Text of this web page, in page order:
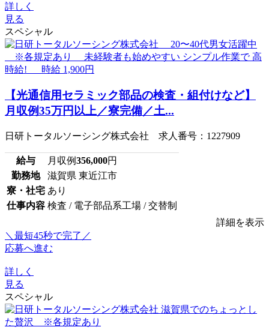
詳しく
見る
スペシャル
【光通信用セラミック部品の検査・組付けなど】
月収例35万円以上／寮完備／土...
日研トータルソーシング株式会社 求人番号：1227909
給与 月収例356,000円
勤務地
滋賀県 東近江市
寮・社宅 あり
仕事内容 検査 / 電子部品系工場 / 交替制
詳細を表示
＼最短45秒で完了／
応募へ進む
詳しく
見る
スペシャル